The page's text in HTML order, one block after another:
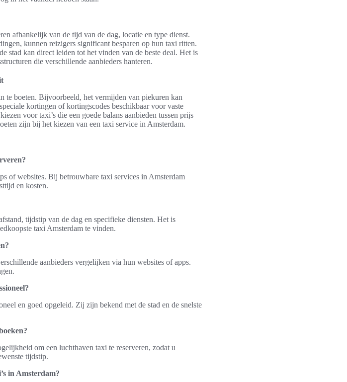
afhankelijk van de tijd van de dag, locatie en type dienst.
kunnen reizigers significant besparen op hun taxi ritten.
stad kan direct leiden tot het vinden van de beste deal. Het is
die verschillende aanbieders hanteren.
te boeten. Bijvoorbeeld, het vermijden van piekuren kan
kortingen of kortingscodes beschikbaar voor vaste
voor taxi’s die een goede balans aanbieden tussen prijs
zijn bij het kiezen van een taxi service in Amsterdam.
of websites. Bij betrouwbare taxi services in Amsterdam
en kosten.
tijdstip van de dag en specifieke diensten. Het is
taxi Amsterdam te vinden.
aanbieders vergelijken via hun websites of apps.
en goed opgeleid. Zij zijn bekend met de stad en de snelste
om een luchthaven taxi te reserveren, zodat u
tijdstip.
in Amsterdam?